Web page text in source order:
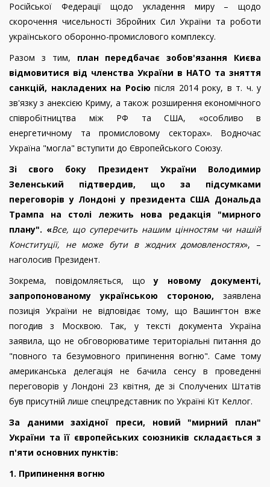
Російської Федерації щодо укладення миру – щодо
скорочення чисельності Збройних Сил України та роботи
українського оборонно-промислового комплексу.
Разом з тим, план передбачає зобов'язання Києва
відмовитися від членства України в НАТО та зняття
санкцій, накладених на Росію після 2014 року, в т. ч. у
зв'язку з анексією Криму, а також розширення економічного
співробітництва між РФ та США, «особливо в
енергетичному та промисловому секторах». Водночас
Україна "могла" вступити до Європейського Союзу.
Зі свого боку Президент України Володимир
Зеленський підтвердив, що за підсумками
переговорів у Лондоні у президента США Дональда
Трампа на столі лежить нова редакція "мирного
плану". «Все, що суперечить нашим цінностям чи нашій
Конституції, не може бути в жодних домовленостях», –
наголосив Президент.
Зокрема, повідомляється, щоу новому документі,
запропонованому українською стороною, заявлена
позиція України не відповідає тому, що Вашингтон вже
погодив з Москвою. Так, у тексті документа Україна
заявила, що не обговорюватиме територіальні питання до
"повного та безумовного припинення вогню". Саме тому
американська делегація не бачила сенсу в проведенні
переговорів у Лондоні 23 квітня, де зі Сполучених Штатів
був присутній лише спецпредставник по Україні Кіт Келлог.
За даними західної преси, новий "мирний план"
України та її європейських союзників складається з
п'яти основних пунктів:
1. Припинення вогню